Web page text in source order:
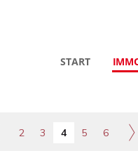
START
2 3 4 5 6